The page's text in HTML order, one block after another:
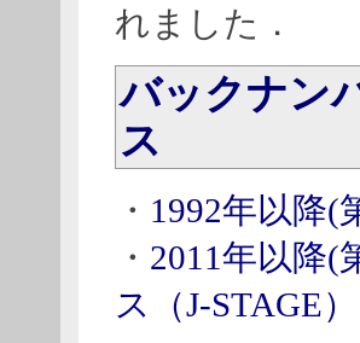
れました．
バックナン
ス
・ 1992年以降(
・ 2011年以降(
ス（J-STAGE）